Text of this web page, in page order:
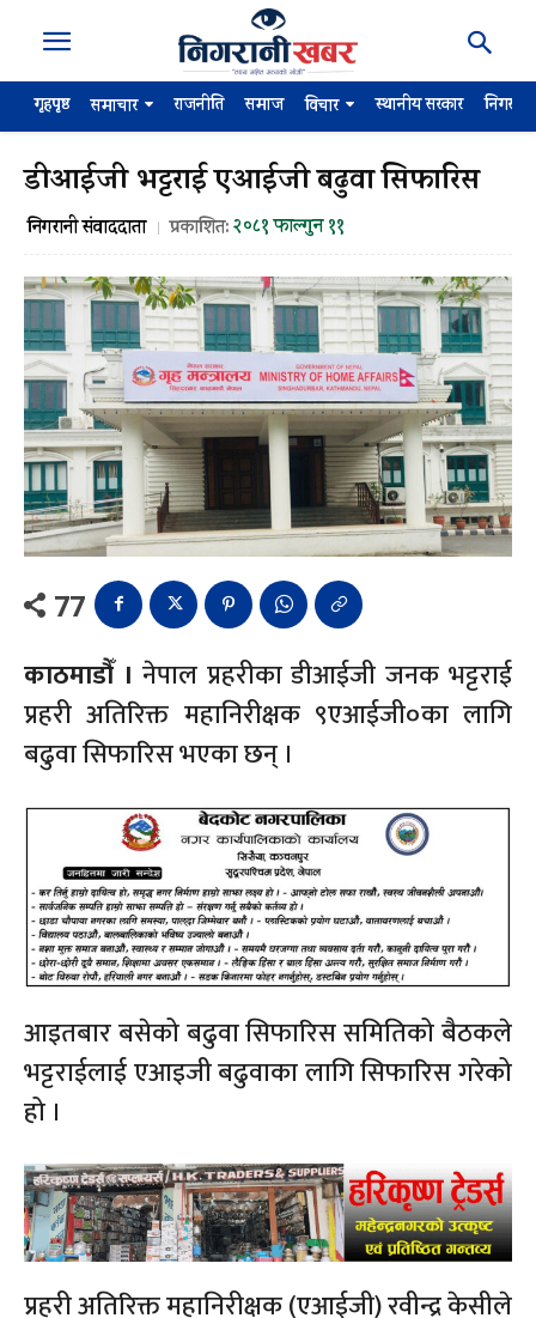
गृहपृष्ठ समाचार राजनीति समाज विचार स्थानीय सरकार
डीआईजी भट्टराई एआईजी बढुवा सिफारिस
निगरानी संवाददाता प्रकाशित:२०८१ फाल्गुन ११
77
काठमाडौँ । नेपाल प्रहरीका डीआईजी जनक भट्टराई
प्रहरी अतिरिक्त महानिरीक्षक ९एआईजी०का लागि
बढुवा सिफारिस भएका छन् ।
आइतबार बसेको बढुवा सिफारिस समितिको बैठकले
भट्टराईलाई एआइजी बढुवाका लागि सिफारिस गरेको
हो ।
प्रहरी अतिरिक्त महानिरीक्षक (एआईजी) रवीन्द्र केसीले